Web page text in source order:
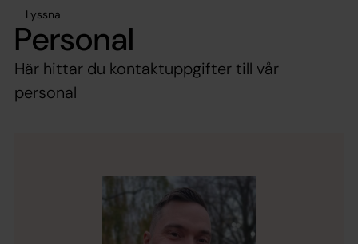
Lyssna
Personal
Här hittar du kontaktuppgifter till vår
personal